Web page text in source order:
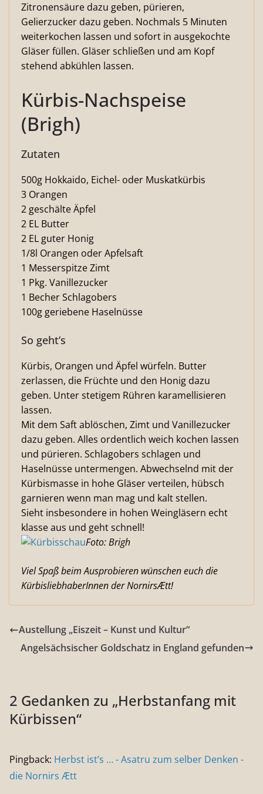
Zitronensäure dazu geben, pürieren,
Gelierzucker dazu geben. Nochmals 5 Minuten
weiterkochen lassen und sofort in ausgekochte
Gläser füllen. Gläser schließen und am Kopf
stehend abkühlen lassen.
Kürbis-Nachspeise
(Brigh)
Zutaten
500g Hokkaido, Eichel- oder Muskatkürbis
3 Orangen
2 geschälte Äpfel
2 EL Butter
2 EL guter Honig
1/8l Orangen oder Apfelsaft
1 Messerspitze Zimt
1 Pkg. Vanillezucker
1 Becher Schlagobers
100g geriebene Haselnüsse
So geht’s
Kürbis, Orangen und Äpfel würfeln. Butter
zerlassen, die Früchte und den Honig dazu
geben. Unter stetigem Rühren karamellisieren
lassen.
Mit dem Saft ablöschen, Zimt und Vanillezucker
dazu geben. Alles ordentlich weich kochen lassen
und pürieren. Schlagobers schlagen und
Haselnüsse untermengen. Abwechselnd mit der
Kürbismasse in hohe Gläser verteilen, hübsch
garnieren wenn man mag und kalt stellen.
Sieht insbesondere in hohen Weingläsern echt
klasse aus und geht schnell!
Foto: Brigh
Viel Spaß beim Ausprobieren wünschen euch die
KürbisliebhaberInnen der NornirsÆtt!
Austellung „Eiszeit – Kunst und Kultur“
Angelsächsischer Goldschatz in England gefunden
2 Gedanken zu „Herbstanfang mit
Kürbissen“
Pingback: Herbst ist’s … - Asatru zum selber Denken -
die Nornirs Ætt